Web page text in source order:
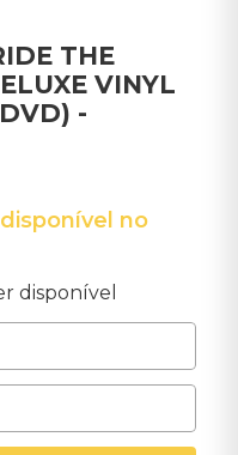
THE
VINYL
-
no
disponível